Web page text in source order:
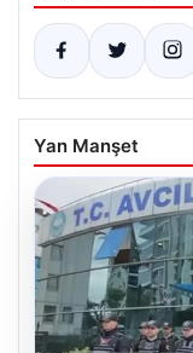
Yan Manşet